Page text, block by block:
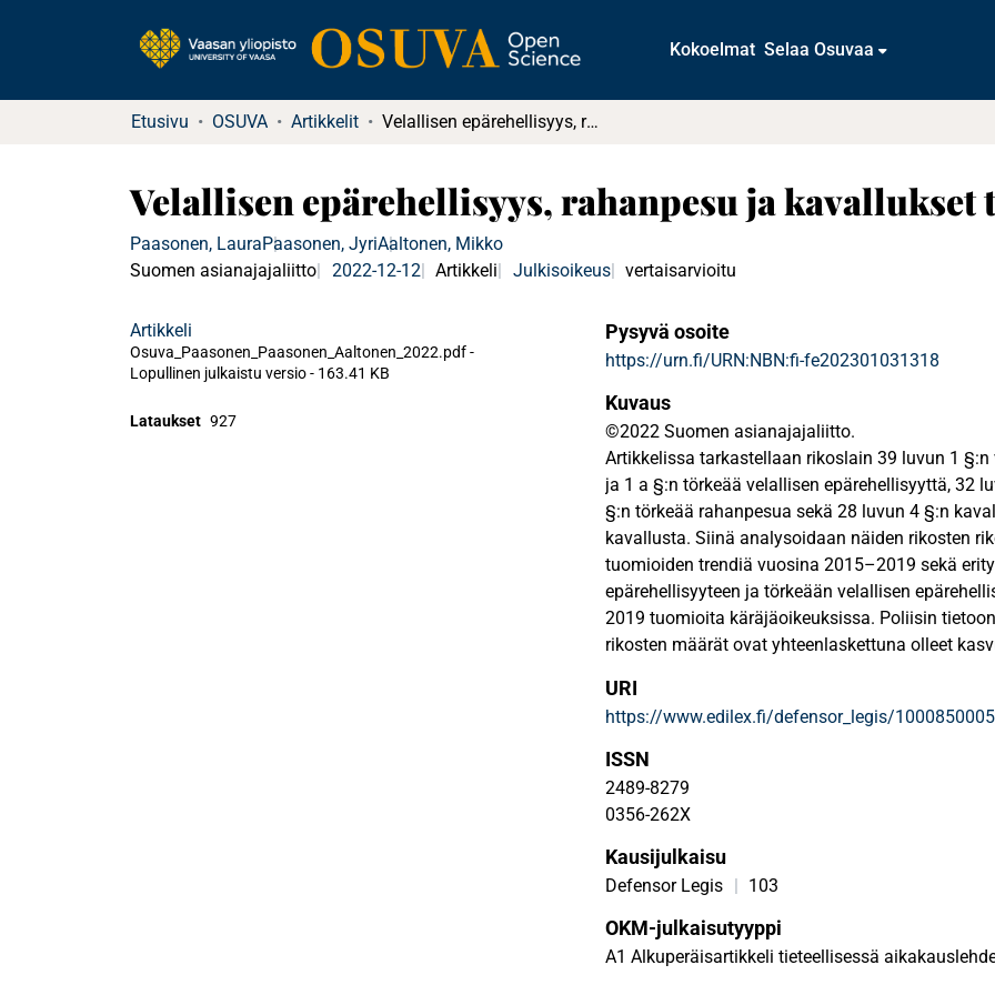
Kokoelmat Selaa Osuvaa
Etusivu OSUVA Artikkelit Velallisen epärehellisyys, rahanpesu ja kavallukset tuomioistuimissa
Velallisen epärehellisyys, rahanpesu ja
Paasonen, LauraPaasonen, JyriAaltonen, Mikko
Suomen asianajajaliitto
2022-12-12 Artikkeli Julkisoikeus vertaisarvioitu
Artikkeli
Osuva_Paasonen_Paasonen_Aaltonen_2022.pdf -
Lopullinen julkaistu versio- 163.41 KB
Lataukset 927
Pysyvä osoite
https://urn.fi/URN:NBN:fi-fe202301031318
Kuvaus
©2022 Suomen asianajajaliitto.
Artikkelissa tarkastellaan rikoslain 39 luvun 1
ja 1 a §:n törkeää velallisen epärehellisyyttä, 32
§:n törkeää rahanpesua sekä 28 luvun 4 §:n
kavallusta. Siinä analysoidaan näiden rikosten
tuomioiden trendiä vuosina 2015–2019 sekä
epärehellisyyteen ja törkeään velallisen
2019 tuomioita käräjäoikeuksissa. Poliisin
rikosten määrät ovat yhteenlaskettuna olleet
poikkeuksellisesti poliisin tietoon tulleiden
olevista rikoksista tuomitaan eniten ehdollisia
Velallisen epärehellisyyttä ja törkeää velallisen
käräjäoikeustuomioissa ei pelkästä törkeästä
tuomittu kertaakaan ehdottomaan
rikoksentekijä tuomittiin samalla myös törkeästä
sama henkilö onkin oikeushenkilössä
ovat myös pitkiä ja monimutkaisia. Tutkimuksen
kavallusrikokset ovat melko harvinaisia
URI
https://www.edilex.fi/defensor_legis/
ISSN
2489-8279
0356-262X
Kausijulkaisu
Defensor Legis | 103
OKM-julkaisutyyppi
A1 Alkuperäisartikkeli tieteellisessä